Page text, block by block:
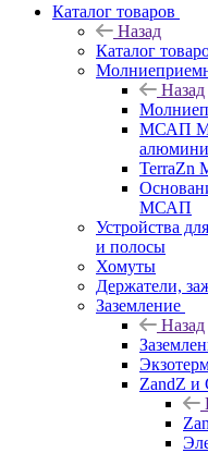
Каталог товаров
Назад
Каталог
Назад
МСАП
TerraZn
МСАП
Устройства
и полосы
Хомуты
Держатели,
Заземление
Назад
ZandZ и